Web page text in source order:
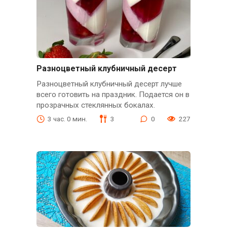
Разноцветный клубничный десерт
Разноцветный клубничный десерт лучше
всего готовить на праздник. Подается он в
прозрачных стеклянных бокалах.
3 час. 0 мин. 3 0 227